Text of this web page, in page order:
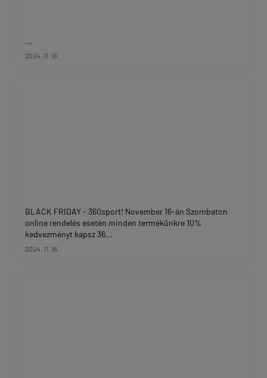
...
2024. 11. 16.
BLACK FRIDAY - 360sport! November 16-án Szombaton
online rendelés esetén minden termékünkre 10%
kedvezményt kapsz 36...
2024. 11. 16.